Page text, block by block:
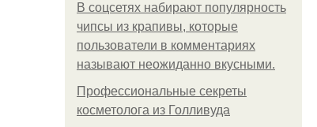
В соцсетях набирают популярность
чипсы из крапивы, которые
пользователи в комментариях
называют неожиданно вкусными.
Профессиональные секреты
косметолога из Голливуда